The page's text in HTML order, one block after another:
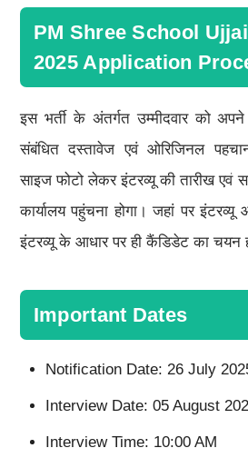
PM Shree School
2025 Application
इस भर्ती के अंतर्गत उम्मीदवार को
संबंधित दस्तावेज एवं ओरिजिनल
साइज फोटो लेकर इंटरव्यू की तारीख एवं
कार्यालय पहुंचना होगा। जहां पर
इंटरव्यू के आधार पर ही कैंडिडेट का चयन
Important Dates
Notification Date: 26 July
Interview Date: 05 August
Interview Time: 10:00 AM